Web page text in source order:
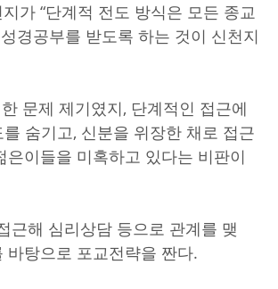
가 “단계적 전도 방식은 모든 종교
경공부를 받도록 하는 것이 신천지
문제 제기였지, 단계적인 접근에
숨기고, 신분을 위장한 채로 접근
이들을 미혹하고 있다는 비판이
근해 심리상담 등으로 관계를 맺
바탕으로 포교전략을 짠다.